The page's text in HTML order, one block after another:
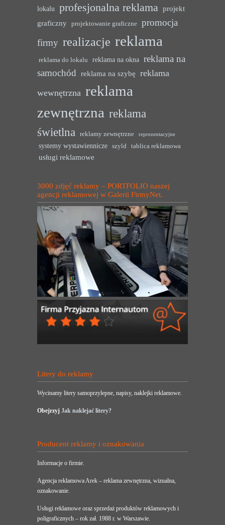
lokalu profesjonalna reklama projekt
graficzny
projektowanie graficzne
promocja
firmy realizacje reklama
reklama do lokalu reklama na okna reklama na
samochód reklama na szybę reklama
wewnętrzna reklama
zewnętrzna reklama
świetlna
reklamy zewnętrzne reprezentacyjne
systemy wystawiennicze szyld tablica reklamowa
usługi reklamowe
3000 zdjęć reklamy – PORTFOLIO naszej
agencji reklamowej w Galerii FirmyNet.
Litery do reklamy
Wycinamy litery samoprzylepne, napisy, naklejki reklamowe.
Obejrzyj Jak naklejać litery?
Producent reklamy i oznakowania
Informacje o firmie.
Agencja reklamowa Arek – reklama zewnętrzna, wizualna,
oznakowanie.
Usługi reklamowe oraz sprzedaż produktów reklamowych i
poligraficznych – rok zał. 1988 r. w Warszawie.